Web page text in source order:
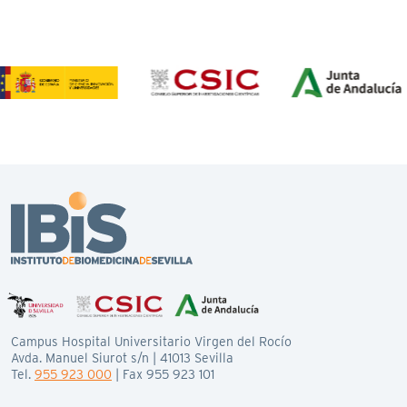
Campus Hospital Universitario Virgen del Rocío
Avda. Manuel Siurot s/n | 41013 Sevilla
Tel. 955 923 000 | Fax 955 923 101